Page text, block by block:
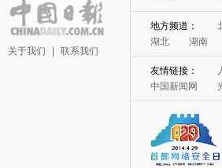
关于我们 联系我们
地方频道：
湖北
湖南
友情链接：
中国新闻网